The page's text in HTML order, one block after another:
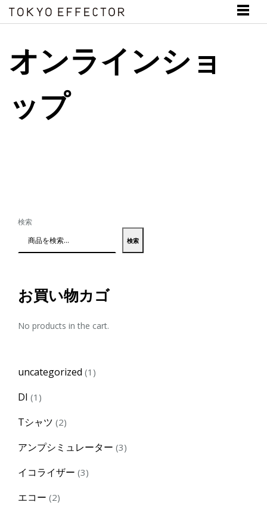
オンラインショ
ップ
検索
検索
お買い物カゴ
No products in the cart.
uncategorized 1 1
DI 1 1
Tシャツ 22
アンプシミュレーター 33
イコライザー 33
エコー 22